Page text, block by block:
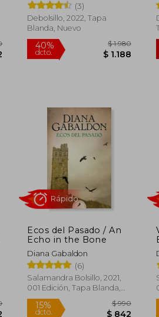
(3)
Debolsillo, 2022, Tapa
Blanda, Nuevo
40%
dcto.
Ecos del Pasado / An
Echo in the Bone
Diana Gabaldon
(6)
Salamandra Bolsillo, 2021,
001 Edición, Tapa Blanda,
Nuevo